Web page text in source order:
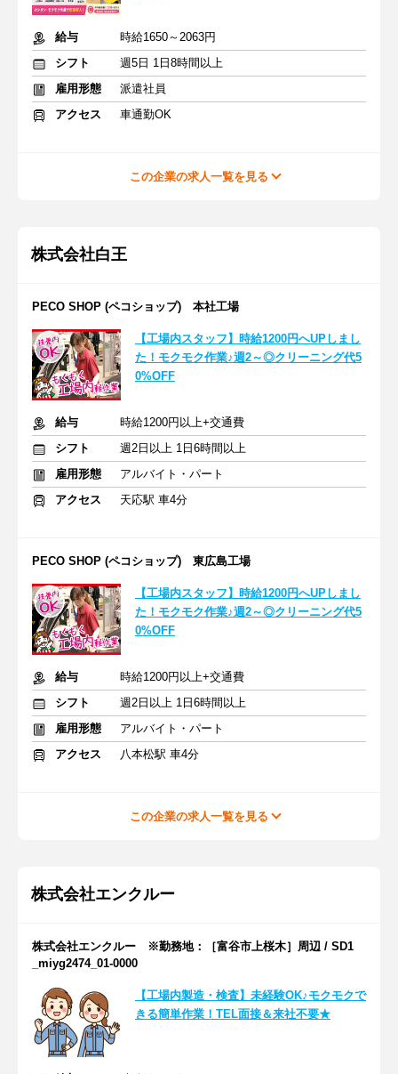
給与
時給1650～2063円
シフト
週5日 1日8時間以上
雇用形態
派遣社員
アクセス
車通勤OK
この企業の求人一覧を見る
株式会社白王
PECO SHOP (ペコショップ) 本社工場
【工場内スタッフ】時給1200円へUPしまし
た！モクモク作業♪週2～◎クリーニング代5
0%OFF
給与
時給1200円以上+交通費
シフト
週2日以上 1日6時間以上
雇用形態
アルバイト・パート
アクセス
天応駅 車4分
PECO SHOP (ペコショップ) 東広島工場
【工場内スタッフ】時給1200円へUPしまし
た！モクモク作業♪週2～◎クリーニング代5
0%OFF
給与
時給1200円以上+交通費
シフト
週2日以上 1日6時間以上
雇用形態
アルバイト・パート
アクセス
八本松駅 車4分
この企業の求人一覧を見る
株式会社エンクルー
株式会社エンクルー ※勤務地：［富谷市上桜木］周辺 / SD1
_miyg2474_01-0000
【工場内製造・検査】未経験OK♪モクモクで
きる簡単作業！TEL面接＆来社不要★